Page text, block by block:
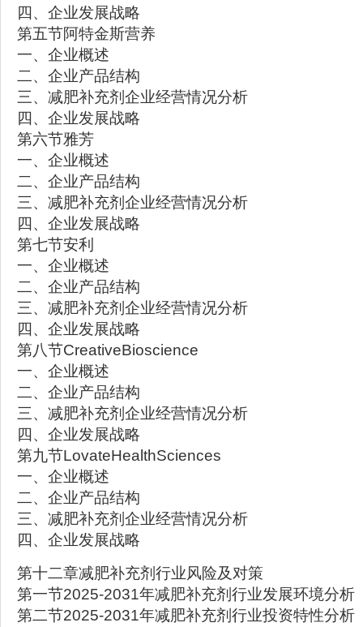
四、企业发展战略
第五节阿特金斯营养
一、企业概述
二、企业产品结构
三、减肥补充剂企业经营情况分析
四、企业发展战略
第六节雅芳
一、企业概述
二、企业产品结构
三、减肥补充剂企业经营情况分析
四、企业发展战略
第七节安利
一、企业概述
二、企业产品结构
三、减肥补充剂企业经营情况分析
四、企业发展战略
第八节CreativeBioscience
一、企业概述
二、企业产品结构
三、减肥补充剂企业经营情况分析
四、企业发展战略
第九节LovateHealthSciences
一、企业概述
二、企业产品结构
三、减肥补充剂企业经营情况分析
四、企业发展战略
第十二章减肥补充剂行业风险及对策
第一节2025-2031年减肥补充剂行业发展环境分析
第二节2025-2031年减肥补充剂行业投资特性分析